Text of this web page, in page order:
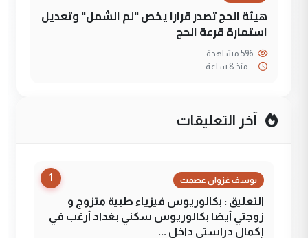
هيئة الحج تصدر قرارا يخص "لم الشمل" وتعديل
استمارة قرعة الحج
--منذ 8 ساعة
آخر التعليقات
1 يوسف غزوان عصمت
التعليق : بكالوريوس فيزياء طبية متزوج و
زوجتي أيضا بكالوريوس سكني بغداد أرغب في
إكمال دراستي داخل ...